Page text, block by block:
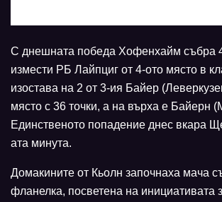
С днешната победа Хофенхайм събра
измести РБ Лайпциг от 4-ото място в
изостава на 2 от 3-ия Байер
място с 36 точки, а на върха е Байерн
Единственото попадение днес вкара
ата минута.
Домакините от Кьолн започнаха мача
фланелка, посветена на инициативата